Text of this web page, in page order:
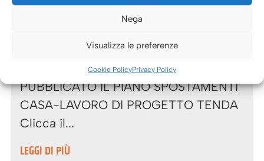
Nega
Visualizza le preferenze
Cookie PolicyPrivacy Policy
11 Maggio 2022
Pubblicato il PSCL – Piano
Spostamenti Casa-Lavoro di
Progetto Tenda
PUBBLICATO IL PIANO SPOSTAMENTI
CASA-LAVORO DI PROGETTO TENDA
Clicca il...
LEGGI DI PIÙ